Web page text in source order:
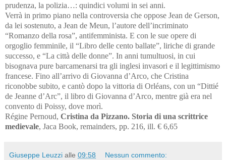
prudenza, la polizia…: quindici volumi in sei anni.
Verrà in primo piano nella controversia che oppose Jean de Gerson,
da lei sostenuto, a Jean de Meun, l’autore dell’incriminato
“Romanzo della rosa”, antifemminista. E con le sue opere di
orgoglio femminile, il “Libro delle cento ballate”, liriche di grande
successo, e “La città delle donne”. In anni tumultuosi, in cui
bisognava pure barcamenarsi tra gli inglesi invasori e il legittimismo
francese. Fino all’arrivo di Giovanna d’Arco, che Cristina
riconobbe subito, e cantò dopo la vittoria di Orléans, con un “Dittié
de Jeanne d’Arc”, il libro di Giovanna d’Arco, mentre già era nel
convento di Poissy, dove morì.
Régine Pernoud, Cristina da Pizzano. Storia di una scrittrice
medievale, Jaca Book, remainders, pp. 216, ill. € 6,65
Giuseppe Leuzzi alle 09:58 Nessun commento: